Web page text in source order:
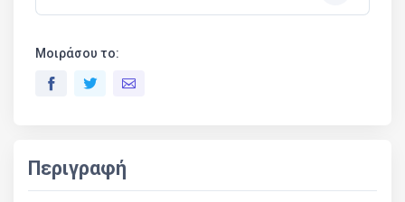
Μοιράσου το:
Περιγραφή